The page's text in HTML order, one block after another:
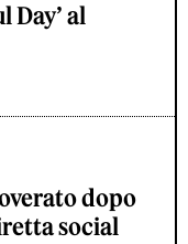
Day’ al
dopo
social